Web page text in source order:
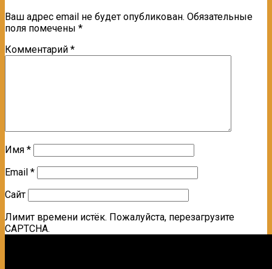
Ваш адрес email не будет опубликован. Обязательные
поля помечены *
Комментарий *
Имя *
Email *
Сайт
Лимит времени истёк. Пожалуйста, перезагрузите
CAPTCHA.